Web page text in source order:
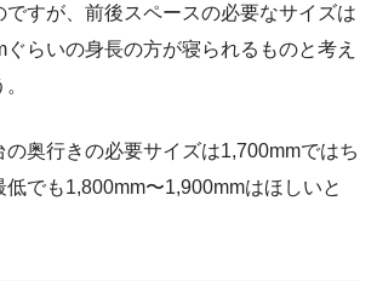
ですが、前後スペースの必要なサイズは
らいの身長の方が寝られるものと考え
の奥行きの必要サイズは1,700mmではち
低でも1,800mm〜1,900mmはほしいと